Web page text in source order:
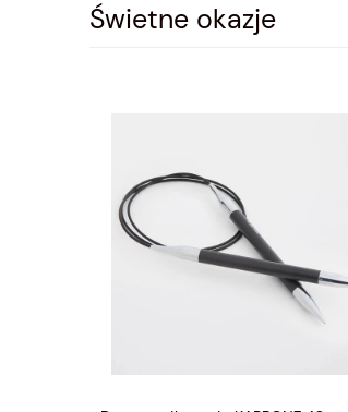
Świetne okazje